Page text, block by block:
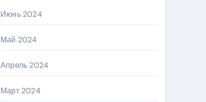
Июнь 2024
Май 2024
Апрель 2024
Март 2024